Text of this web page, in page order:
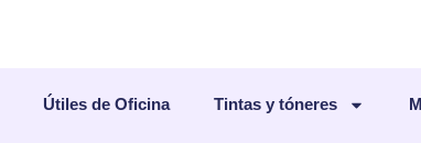
Útiles de Oficina Tintas y tóneres